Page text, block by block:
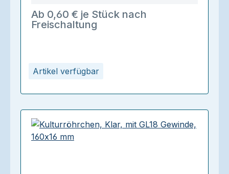
Artikel verfügbar
Ab 0,60 € je Stück nach
Freischaltung